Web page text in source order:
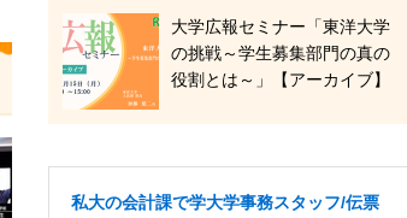
大学広報セミナー「東洋大学
の挑戦～学生募集部門の真の
役割とは～」【アーカイブ】
私大の会計課で学大学事務スタッフ/伝票